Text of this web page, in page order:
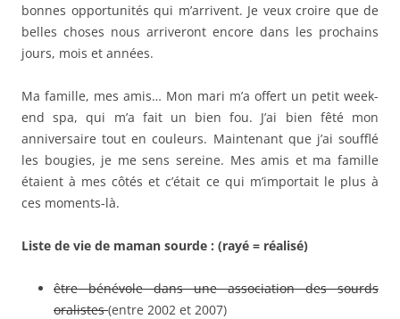
bonnes opportunités qui m’arrivent. Je veux croire que de
belles choses nous arriveront encore dans les prochains
jours, mois et années.
Ma famille, mes amis… Mon mari m’a offert un petit week-
end spa, qui m’a fait un bien fou. J’ai bien fêté mon
anniversaire tout en couleurs. Maintenant que j’ai soufflé
les bougies, je me sens sereine. Mes amis et ma famille
étaient à mes côtés et c’était ce qui m’importait le plus à
ces moments-là.
Liste de vie de maman sourde : (rayé = réalisé)
être bénévole dans une association des sourds
oralistes(entre 2002 et 2007)